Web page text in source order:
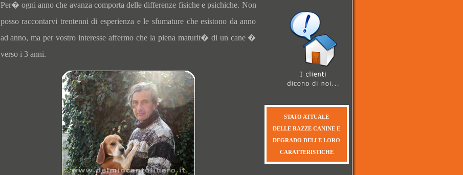
Per� ogni anno che avanza comporta delle differenze fisiche e psichiche. Non
posso raccontarvi trentenni di esperienza e le sfumature che esistono da anno
ad anno, ma per vostro interesse affermo che la piena maturit� di un cane �
verso i 3 anni.
STATO ATTUALE
DELLE RAZZE CANINE E
DEGRADO DELLE LORO
CARATTERISTICHE